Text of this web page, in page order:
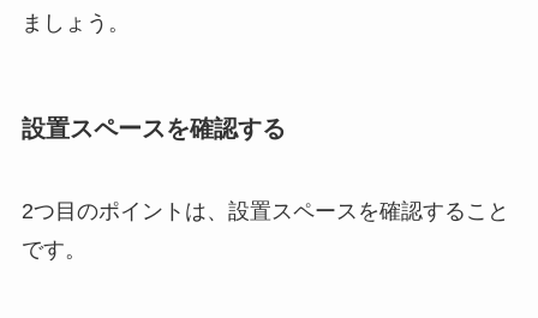
ましょう。
設置スペースを確認する
2つ目のポイントは、設置スペースを確認すること
です。